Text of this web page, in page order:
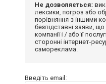
Не дозволяється:
лексики, погроз або
порівняння з іншими
безпідставні заяви,
компанії і / або її
сторонні інтернет-
самореклама.
Введіть email: